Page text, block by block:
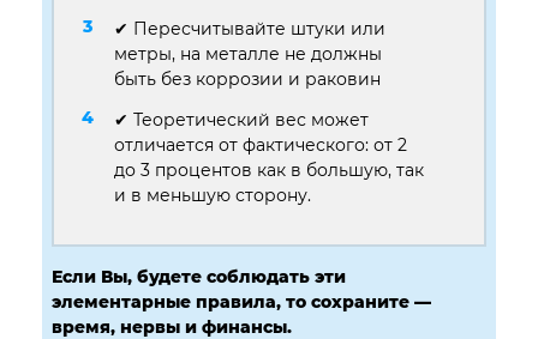
✔ Пересчитывайте штуки или
метры, на металле не должны
быть без коррозии и раковин
✔ Теоретический вес может
отличается от фактического: от 2
до 3 процентов как в большую, так
и в меньшую сторону.
Если Вы, будете соблюдать эти
элементарные правила, то сохраните —
время, нервы и финансы.